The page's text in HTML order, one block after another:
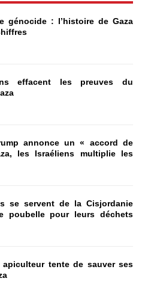
génocide : l’histoire de Gaza
effacent les preuves du
annonce un « accord de
les Israéliens multiplie les
se servent de la Cisjordanie
poubelle pour leurs déchets
apiculteur tente de sauver ses